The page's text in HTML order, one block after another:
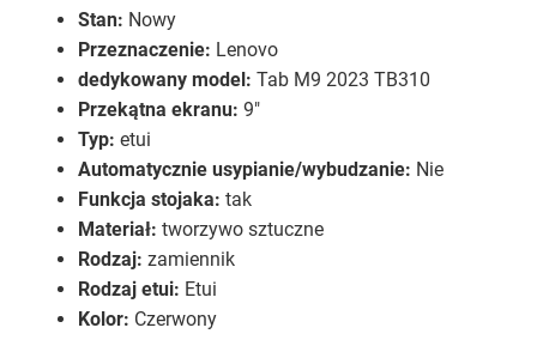
Stan: Nowy
Przeznaczenie: Lenovo
dedykowany model: Tab M9 2023 TB310
Przekątna ekranu: 9"
Typ: etui
Automatycznie usypianie/wybudzanie: Nie
Funkcja stojaka: tak
Materiał: tworzywo sztuczne
Rodzaj: zamiennik
Rodzaj etui: Etui
Kolor: Czerwony